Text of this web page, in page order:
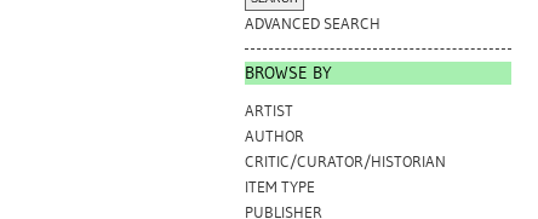
ADVANCED SEARCH
BROWSE BY
ARTIST
AUTHOR
CRITIC/CURATOR/HISTORIAN
ITEM TYPE
PUBLISHER